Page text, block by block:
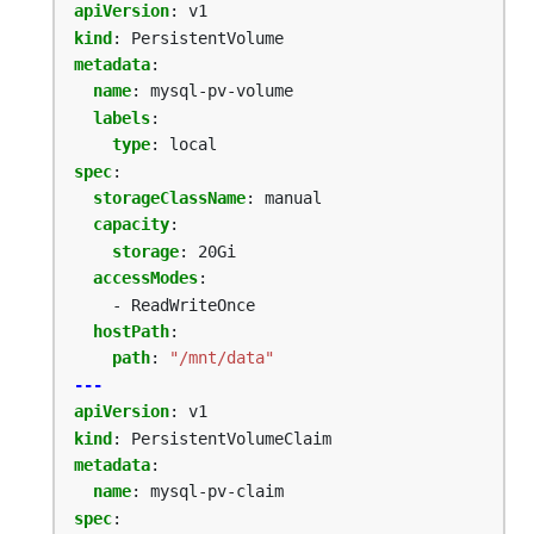
apiVersion:
v1
kind :
PersistentVolume
metadata:
name:
mysql-pv-volume
labels:
type:
local
spec:
storageClassName:
manual
capacity:
storage:
20Gi
accessModes:
- ReadWriteOnce
hostPath:
path:
"/mnt/data"
---
apiVersion:
v1
kind:
PersistentVolumeClaim
metadata:
name:
mysql-pv-claim
spec: